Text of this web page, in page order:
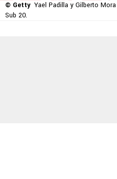
© Getty Yael Padilla y Gilberto
Sub 20.